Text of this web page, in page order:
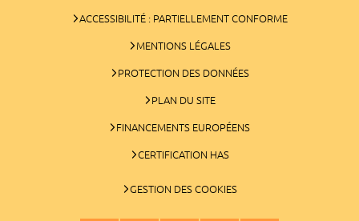
ACCESSIBILITÉ : PARTIELLEMENT CONFORME
MENTIONS LÉGALES
PROTECTION DES DONNÉES
PLAN DU SITE
FINANCEMENTS EUROPÉENS
CERTIFICATION HAS
GESTION DES COOKIES